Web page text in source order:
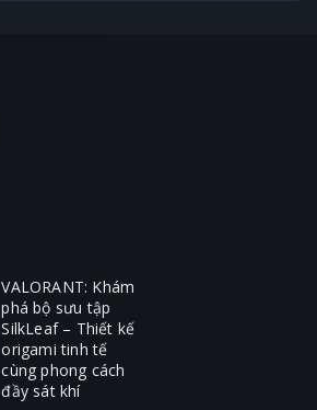
VALORANT: Khám
phá bộ sưu tập
SilkLeaf – Thiết kế
origami tinh tế
cùng phong cách
đầy sát khí